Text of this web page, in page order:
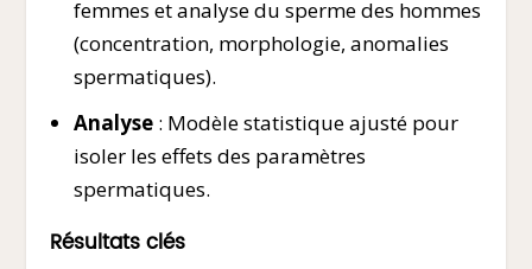
femmes et analyse du sperme des hommes
(concentration, morphologie, anomalies
spermatiques).
Analyse: Modèle statistique ajusté pour
isoler les effets des paramètres
spermatiques.
Résultats clés